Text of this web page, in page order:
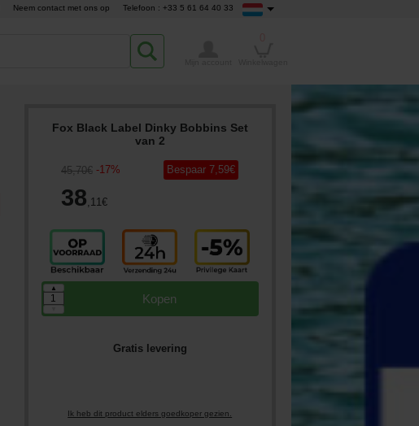
Neem contact met ons op Telefoon : +33 5 61 64 40 33
Fox Black Label Dinky Bobbins Set
van 2
45,70€ -17%
38,11€
Bespaar 7,59€
Kopen
▲
Gratis levering
Ik heb dit product elders goedkoper gezien.